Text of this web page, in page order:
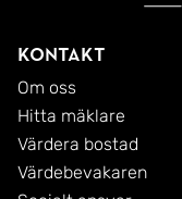
Kontakt
Om oss
Hitta mäklare
Värdera bostad
Värdebevakaren